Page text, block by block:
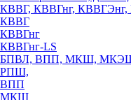
КВВГ, КВВГнг,
КВВГ
КВВГнг
КВВГнг-LS
БПВЛ, ВПП, МКШ,
РПШ,
ВПП
МКШ